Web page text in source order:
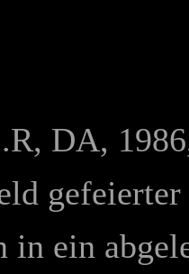
DA,
in ein